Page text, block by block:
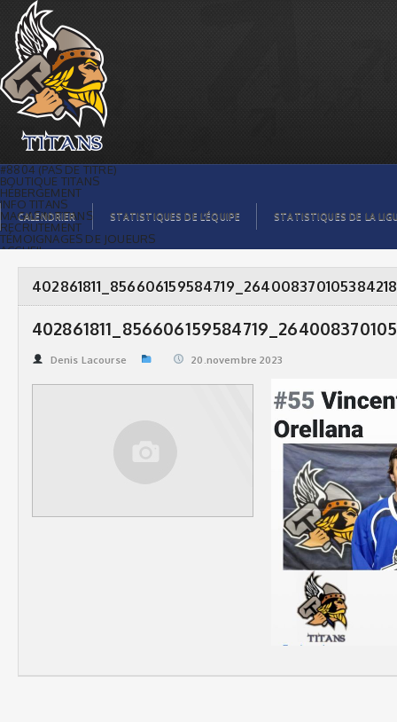
402861811_856606159584719_2640083701053842185_n
| Titans de témiscaming
#8804 (PAS DE TITRE)
BOUTIQUE TITANS
HÉBERGEMENT
INFO TITANS
MAGASIN TITANS
RECRUTEMENT
TÉMOIGNAGES DE JOUEURS
ACCUEIL
GALERIE PHOTOS
STATISTIQUES
ORGANISATION
CALENDRIER
COMMANDITAIRES
CALENDRIER STATISTIQUES DE L’ÉQUIPE STATISTIQUES DE LA
Denis Lacourse 20.novembre 2023